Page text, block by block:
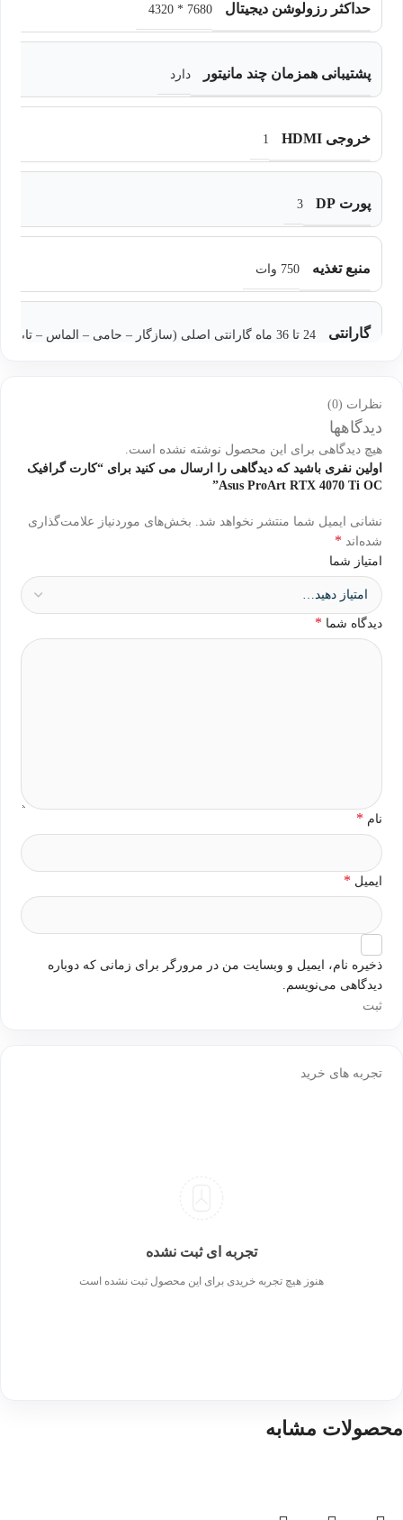
حداکثر رزولوشن دیجیتال 7680 * 4320
پشتیبانی همزمان چند مانیتور دارد
خروجی HDMI 1
پورت DP 3
منبع تغذیه 750 وات
گارانتی 24 تا 36 ماه گارانتی اصلی (سازگار – حامی – الماس – تابا )
نظرات (0)
دیدگاهها
هیچ دیدگاهی برای این محصول نوشته نشده است.
اولین نفری باشید که دیدگاهی را ارسال می کنید برای “کارت گرافیک
Asus ProArt RTX 4070 Ti OC”
نشانی ایمیل شما منتشر نخواهد شد. بخش‌های موردنیاز علامت‌گذاری
شده‌اند *
امتیاز شما
دیدگاه شما *
نام *
ایمیل *
ذخیره نام، ایمیل و وبسایت من در مرورگر برای زمانی که دوباره
دیدگاهی می‌نویسم.
تجربه های خرید
تجربه ای ثبت نشده
هنوز هیچ تجربه خریدی برای این محصول ثبت نشده است
محصولات مشابه